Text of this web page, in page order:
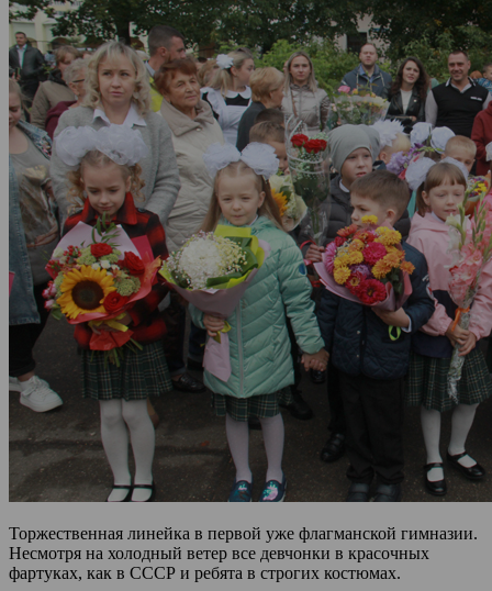
Торжественная линейка в первой уже флагманской гимназии.
Несмотря на холодный ветер все девчонки в красочных
фартуках, как в СССР и ребята в строгих костюмах.